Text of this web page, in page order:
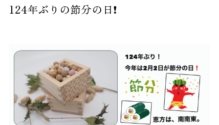
124年ぶりの節分の日❗️